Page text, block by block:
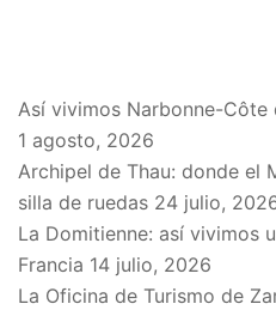
Así vivimos Narbonne-Côte
1 agosto, 2026
Archipel de Thau: donde el
silla de ruedas 24 julio,
La Domitienne: así vivimos
Francia 14 julio, 2026
La Oficina de Turismo de